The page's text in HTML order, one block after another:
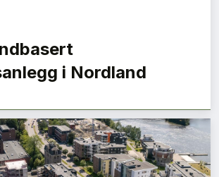
i Nordland